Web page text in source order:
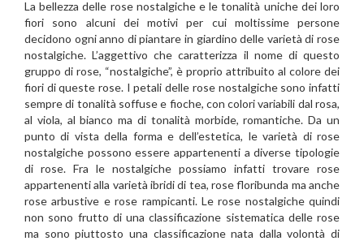
La bellezza delle rose nostalgiche e le tonalità uniche dei loro
fiori sono alcuni dei motivi per cui moltissime persone
decidono ogni anno di piantare in giardino delle varietà di rose
nostalgiche. L’aggettivo che caratterizza il nome di questo
gruppo di rose, “nostalgiche”, è proprio attribuito al colore dei
fiori di queste rose. I petali delle rose nostalgiche sono infatti
sempre di tonalità soffuse e fioche, con colori variabili dal rosa,
al viola, al bianco ma di tonalità morbide, romantiche. Da un
punto di vista della forma e dell’estetica, le varietà di rose
nostalgiche possono essere appartenenti a diverse tipologie
di rose. Fra le nostalgiche possiamo infatti trovare rose
appartenenti alla varietà ibridi di tea, rose floribunda ma anche
rose arbustive e rose rampicanti. Le rose nostalgiche quindi
non sono frutto di una classificazione sistematica delle rose
ma sono piuttosto una classificazione nata dalla volontà di